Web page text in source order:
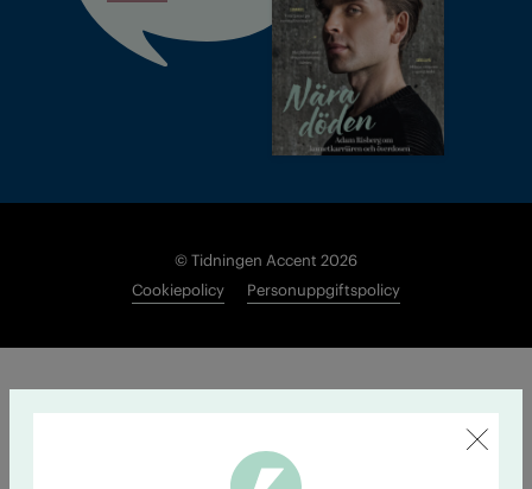
© Tidningen Accent 2026
Cookiepolicy
Personuppgiftspolicy